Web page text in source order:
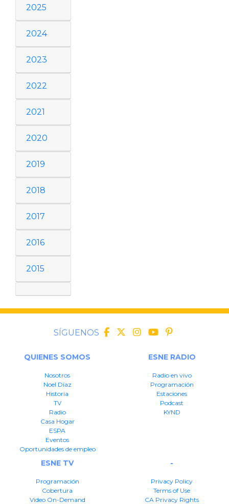
2025
2024
2023
2022
2021
2020
2019
2018
2017
2016
2015
SÍGUENOS
QUIENES SOMOS
Nosotros
Noel Díaz
Historia
TV
Radio
Casa Hogar
ESPA
Eventos
Oportunidades de empleo
ESNE RADIO
Radio en vivo
Programación
Estaciones
Podcast
KYND
ESNE TV
Programación
Cobertura
Video On-Demand
-
Privacy Policy
Terms of Use
CA Privacy Rights